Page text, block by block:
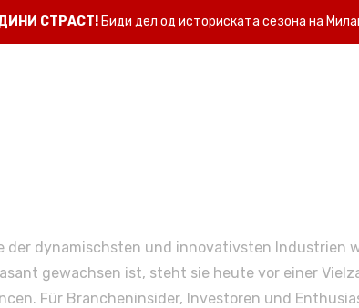
СТРАСТ!Биди дел од историската сезона на
der dynamischsten und innovativsten Industrien
gewachsen ist, steht sie heute vor einer
Für Brancheninsider, Investoren und